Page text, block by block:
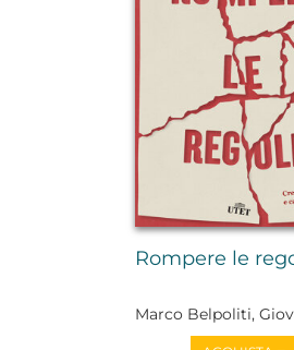
Rompere le
Marco Belpoliti,
Luna, Nicola Gardini,